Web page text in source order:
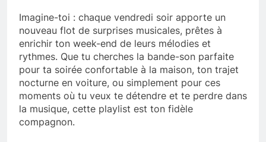
Imagine-toi : chaque vendredi soir apporte un
nouveau flot de surprises musicales, prêtes à
enrichir ton week-end de leurs mélodies et
rythmes. Que tu cherches la bande-son parfaite
pour ta soirée confortable à la maison, ton trajet
nocturne en voiture, ou simplement pour ces
moments où tu veux te détendre et te perdre dans
la musique, cette playlist est ton fidèle
compagnon.